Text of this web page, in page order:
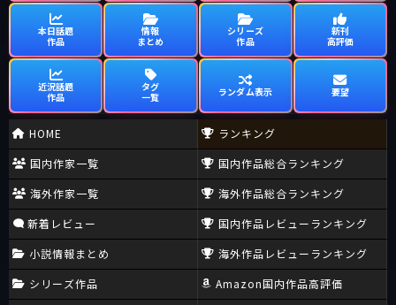
本日話題
作品
情報
まとめ
シリーズ
作品
新刊
高評価
近況話題
作品
タグ
一覧
ランダム表示 要望
HOME
国内作家一覧
海外作家一覧
新着レビュー
小説情報まとめ
シリーズ作品
ランキング
国内作品総合ランキング
海外作品総合ランキング
国内作品レビューランキング
海外作品レビューランキング
Amazon国内作品高評価